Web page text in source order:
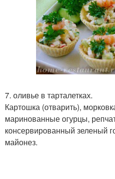
7. оливье в тарталетках.
Картошка (отварить),
маринованные огурцы,
консервированный зеленый
майонез.